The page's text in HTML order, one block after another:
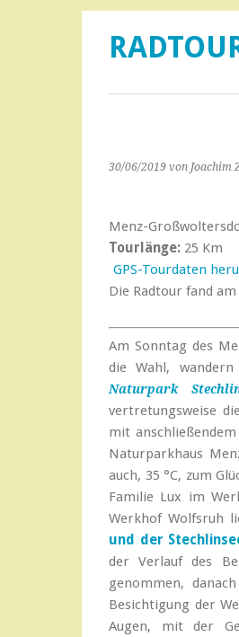
30/06/2019 von Joachim
Menz-
Tourlänge: 25 Km
GPS-Tourdaten
Die Radtour fand
Am Sonntag des
die Wahl,
Naturpark
vertretungsweise
mit
Naturparkhaus
auch, 35 °C, zum
Familie Lux im
Werkhof Wolfsruh
und der
der Verlauf des
genommen,
Besichtigung der
Augen, mit der